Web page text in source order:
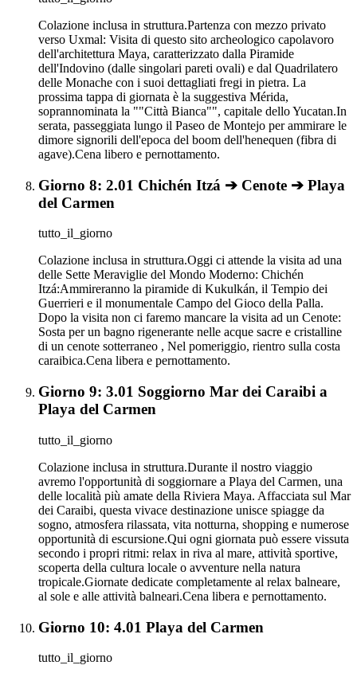
Colazione inclusa in struttura.Partenza con mezzo privato
verso Uxmal: Visita di questo sito archeologico capolavoro
dell'architettura Maya, caratterizzato dalla Piramide
dell'Indovino (dalle singolari pareti ovali) e dal Quadrilatero
delle Monache con i suoi dettagliati fregi in pietra. La
prossima tappa di giornata è la suggestiva Mérida,
soprannominata la ""Città Bianca"", capitale dello Yucatan.In
serata, passeggiata lungo il Paseo de Montejo per ammirare le
dimore signorili dell'epoca del boom dell'henequen (fibra di
agave).Cena libero e pernottamento.
Giorno 8: 2.01 Chichén Itzá ➔ Cenote ➔ Playa
del Carmen
tutto_il_giorno
Colazione inclusa in struttura.Oggi ci attende la visita ad una
delle Sette Meraviglie del Mondo Moderno: Chichén
Itzá:Ammireranno la piramide di Kukulkán, il Tempio dei
Guerrieri e il monumentale Campo del Gioco della Palla.
Dopo la visita non ci faremo mancare la visita ad un Cenote:
Sosta per un bagno rigenerante nelle acque sacre e cristalline
di un cenote sotterraneo , Nel pomeriggio, rientro sulla costa
caraibica.Cena libera e pernottamento.
Giorno 9: 3.01 Soggiorno Mar dei Caraibi a
Playa del Carmen
tutto_il_giorno
Colazione inclusa in struttura.Durante il nostro viaggio
avremo l'opportunità di soggiornare a Playa del Carmen, una
delle località più amate della Riviera Maya. Affacciata sul Mar
dei Caraibi, questa vivace destinazione unisce spiagge da
sogno, atmosfera rilassata, vita notturna, shopping e numerose
opportunità di escursione.Qui ogni giornata può essere vissuta
secondo i propri ritmi: relax in riva al mare, attività sportive,
scoperta della cultura locale o avventure nella natura
tropicale.Giornate dedicate completamente al relax balneare,
al sole e alle attività balneari.Cena libera e pernottamento.
Giorno 10: 4.01 Playa del Carmen
tutto_il_giorno